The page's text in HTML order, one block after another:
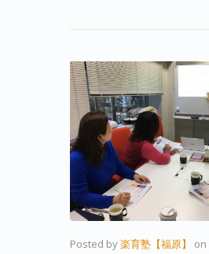
Posted by楽育塾【福原】 on